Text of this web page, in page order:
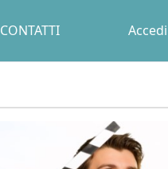
CONTATTI Accedi